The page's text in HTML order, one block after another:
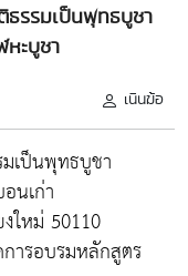
รรมเป็นพุทธบูชา
หะบูชา
เนินฆ้อ
เป็นพุทธบูชา
นเก่า
ใหม่ 50110
ารอบรมหลักสูตร